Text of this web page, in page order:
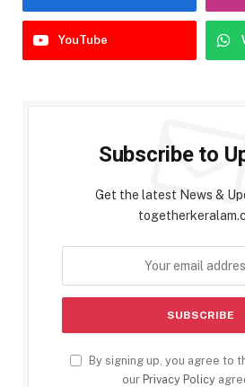
YouTube
Subscribe to
Get the latest News &
By signing up, you agree to
our Privacy Policy